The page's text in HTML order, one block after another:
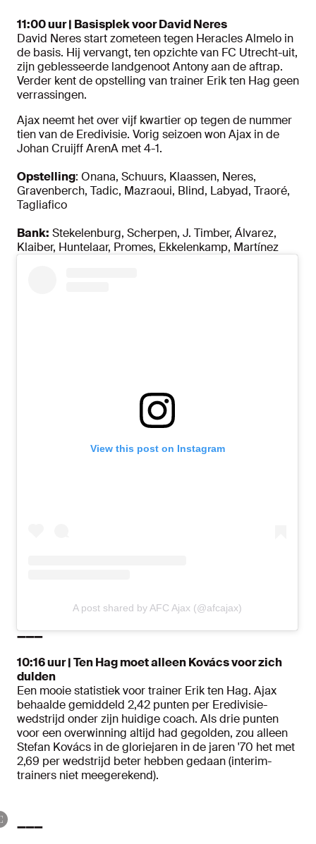
11:00 uur | Basisplek voor David Neres
David Neres start zometeen tegen Heracles Almelo in
de basis. Hij vervangt, ten opzichte van FC Utrecht-uit,
zijn geblesseerde landgenoot Antony aan de aftrap.
Verder kent de opstelling van trainer Erik ten Hag geen
verrassingen.
Ajax neemt het over vijf kwartier op tegen de nummer
tien van de Eredivisie. Vorig seizoen won Ajax in de
Johan Cruijff ArenA met 4-1.
Opstelling: Onana, Schuurs, Klaassen, Neres,
Gravenberch, Tadic, Mazraoui, Blind, Labyad, Traoré,
Tagliafico
Bank: Stekelenburg, Scherpen, J. Timber, Álvarez,
Klaiber, Huntelaar, Promes, Ekkelenkamp, Martínez
View this post on Instagram
A post shared by AFC Ajax (@afcajax)
➖➖➖
10:16 uur | Ten Hag moet alleen Kovács voor zich
dulden
Een mooie statistiek voor trainer Erik ten Hag. Ajax
behaalde gemiddeld 2,42 punten per Eredivisie-
wedstrijd onder zijn huidige coach. Als drie punten
voor een overwinning altijd had gegolden, zou alleen
Stefan Kovács in de gloriejaren in de jaren '70 het met
2,69 per wedstrijd beter hebben gedaan (interim-
trainers niet meegerekend).
➖➖➖